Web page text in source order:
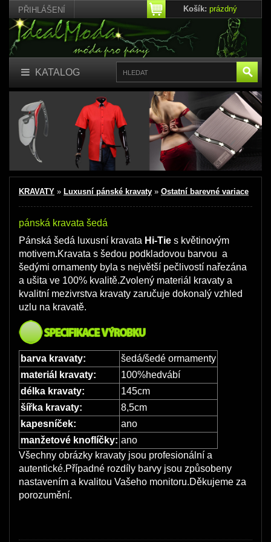
PŘIHLÁŠENÍ Košík: prázdný
KATALOG
KRAVATY » Luxusní pánské kravaty » Ostatní barevné variace
pánská kravata šedá
Pánská šedá luxusní kravata Hi-Tie s květinovým
motivem.Kravata s šedou podkladovou barvou a
šedými ornamenty byla s největší pečlivostí nařezána
a ušita ve 100% kvalitě.Zvolený materiál kravaty a
kvalitní mezivrstva kravaty zaručuje dokonalý vzhled
uzlu na kravatě.
barva kravaty:
šedá/šedé ormamenty
materiál kravaty:
100%hedvábí
délka kravaty:
145cm
šířka kravaty:
8,5cm
kapesníček:
ano
manžetové knoflíčky: ano
Všechny obrázky kravaty jsou profesionální a
autentické.Případné rozdíly barvy jsou způsobeny
nastavením a kvalitou Vašeho monitoru.Děkujeme za
porozumění.